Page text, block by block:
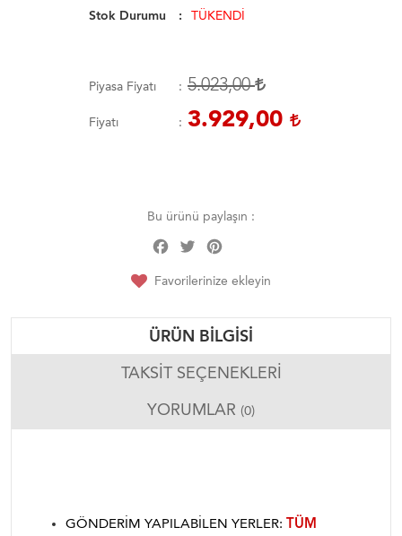
Stok Durumu
TÜKENDİ
Piyasa Fiyatı 5.023,00
Fiyatı 3.929,00
Bu ürünü paylaşın :
Facebook
Twitter
Favorilerinize ekleyin
ÜRÜN BILGISI
TAKSIT SEÇENEKLERI
YORUMLAR (0)
GÖNDERIM YAPILABILEN YERLER: TÜM